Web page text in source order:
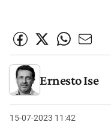
Ernesto Ise
15-07-2023 11:42